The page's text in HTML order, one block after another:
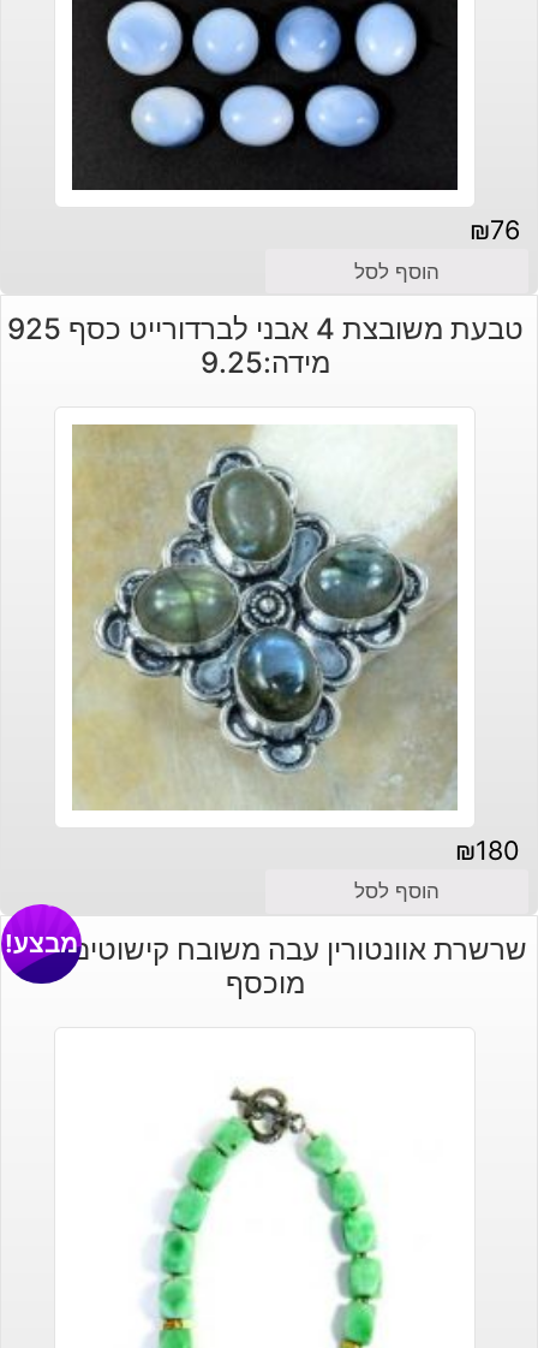
₪76
הוסף לסל
טבעת משובצת 4 אבני לברדורייט כסף 925
מידה:9.25
₪180
הוסף לסל
שרשרת אוונטורין עבה משובח קישוטים וסוגר
מוכסף
מבצע!